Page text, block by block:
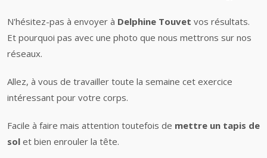
N'hésitez-pas à envoyer à Delphine Touvet vos résultats.
Et pourquoi pas avec une photo que nous mettrons sur nos
réseaux.
Allez, à vous de travailler toute la semaine cet exercice
intéressant pour votre corps.
Facile à faire mais attention toutefois de mettre un tapis de
sol et bien enrouler la tête.